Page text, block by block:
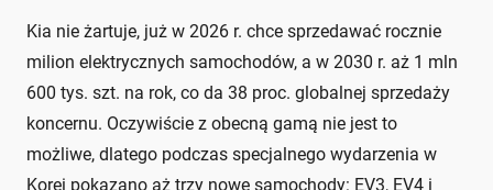
Kia nie żartuje, już w 2026 r. chce sprzedawać rocznie
milion elektrycznych samochodów, a w 2030 r. aż 1 mln
600 tys. szt. na rok, co da 38 proc. globalnej sprzedaży
koncernu. Oczywiście z obecną gamą nie jest to
możliwe, dlatego podczas specjalnego wydarzenia w
Korei pokazano aż trzy nowe samochody: EV3, EV4 i